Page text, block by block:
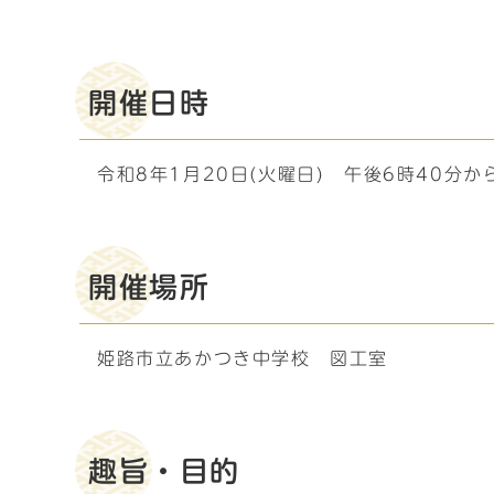
開催日時
令和8年1月20日(火曜日) 午後6時40分か
開催場所
姫路市立あかつき中学校 図工室
趣旨・目的